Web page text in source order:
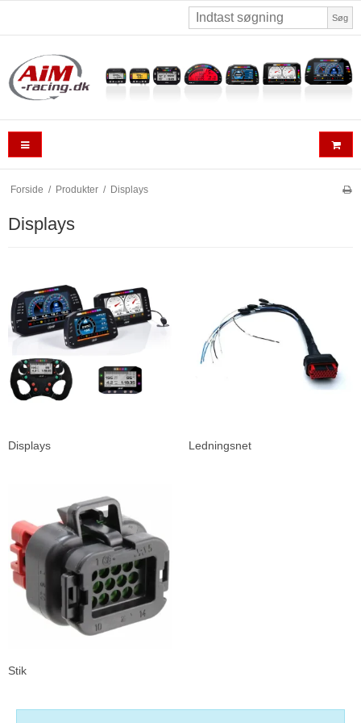
Søg
Forside / Produkter / Displays
Displays
Displays Ledningsnet
Stik